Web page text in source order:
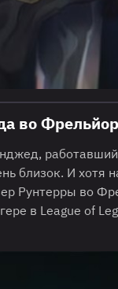
во
близок. И хотя
Рунтерры во
в League of